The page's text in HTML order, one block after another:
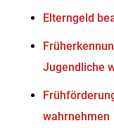
Elterngeld
Jugendliche
wahrnehmen